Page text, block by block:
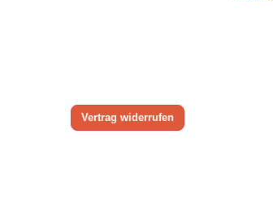
Vertrag widerrufen